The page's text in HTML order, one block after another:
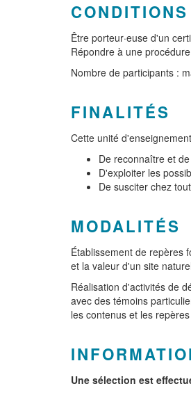
Être porteur·euse d'un
Répondre à une
Nombre de participants :
FINALITÉS
Cette unité
De reconnaître et
D'exploiter les
De susciter chez
MODALITÉS
Établissement de repères
et la valeur d'un site
Réalisation d'activités de
avec des témoins
les contenus et les
Une sélection est